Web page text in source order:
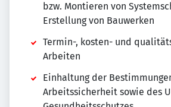
bzw. Montieren von
Erstellung von Bauwerken
Termin-, kosten- und
Arbeiten
Einhaltung der
Arbeitssicherheit sowie des